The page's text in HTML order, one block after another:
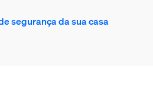
segurança da sua casa